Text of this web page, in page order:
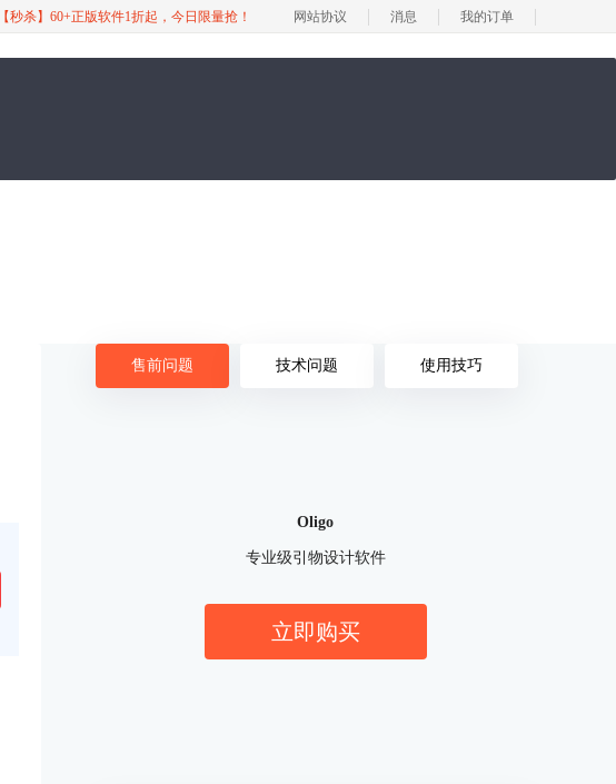
【秒杀】60+正版软件1折起，今日限量抢！ 网站协议 消息 我的订单
售前问题 技术问题 使用技巧
Oligo
专业级引物设计软件
立即购买